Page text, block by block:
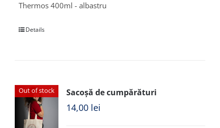
Thermos 400ml - albastru
Details
Out of stock Sacoșă de cumpărături
14,00 lei